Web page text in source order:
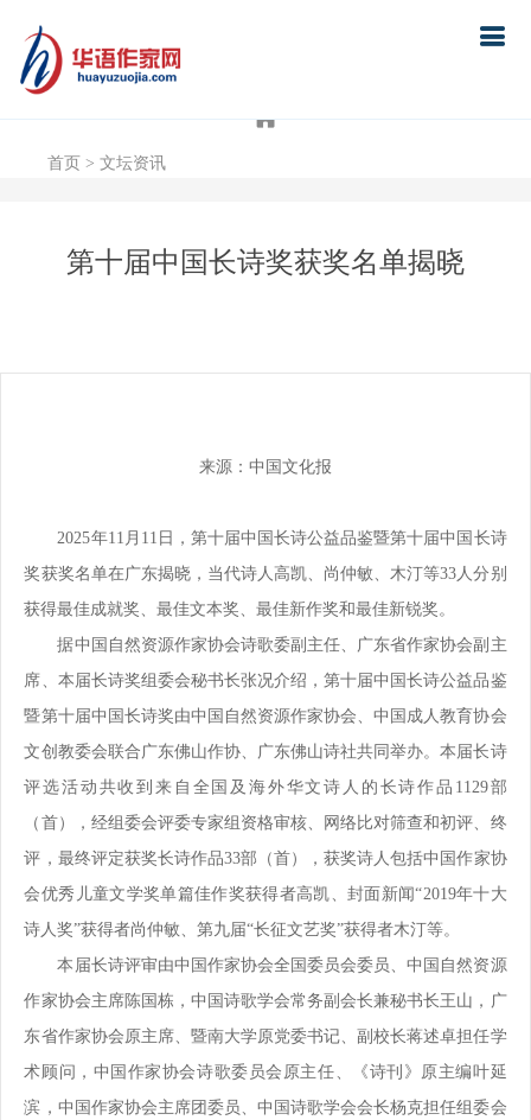
首页
首页 > 文坛资讯
第十届中国长诗奖获奖名单揭晓
来源：中国文化报
2025年11 月 11 日，第十届中国长诗公益品鉴暨第十届中国长诗
奖获奖名单在广东揭晓，当代诗人高凯、尚仲敏、木汀等33人分别
获得最佳成就奖、最佳文本奖、最佳新作奖和最佳新锐奖。
据中国自然资源作家协会诗歌委副主任、广东省作家协会副主
席、本届长诗奖组委会秘书长张况介绍，第十届中国长诗公益品鉴
暨第十届中国长诗奖由中国自然资源作家协会、中国成人教育协会
文创教委会联合广东佛山作协、广东佛山诗社共同举办。本届长诗
评选活动共收到来自全国及海外华文诗人的长诗作品 1129部
（首），经组委会评委专家组资格审核、网络比对筛查和初评、终
评，最终评定获奖长诗作品33部（首），获奖诗人包括中国作家协
会优秀儿童文学奖单篇佳作奖获得者高凯、封面新闻“2019年十大
诗人奖”获得者尚仲敏、第九届“长征文艺奖”获得者木汀等。
本届长诗评审由中国作家协会全国委员会委员、中国自然资源
作家协会主席陈国栋，中国诗歌学会常务副会长兼秘书长王山，广
东省作家协会原主席、暨南大学原党委书记、副校长蒋述卓担任学
术顾问，中国作家协会诗歌委员会原主任、《诗刊》原主编叶延
滨，中国作家协会主席团委员、中国诗歌学会会长杨克担任组委会